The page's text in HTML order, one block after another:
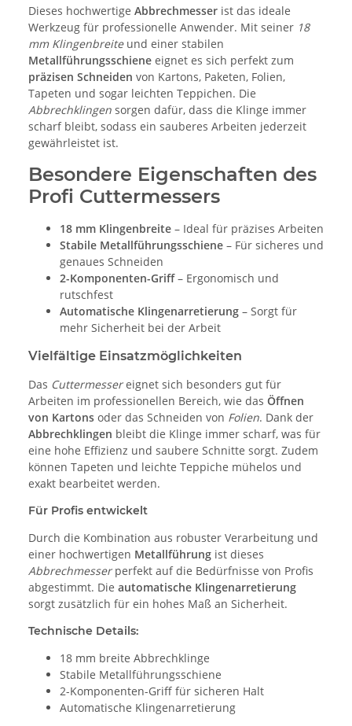
Dieses hochwertige Abbrechmesser ist das ideale
Werkzeug für professionelle Anwender. Mit seiner 18
mm Klingenbreiteund einer stabilen
Metallführungsschiene eignet es sich perfekt zum
präzisen Schneiden von Kartons, Paketen, Folien,
Tapeten und sogar leichten Teppichen. Die
Abbrechklingen sorgen dafür, dass die Klinge immer
scharf bleibt, sodass ein sauberes Arbeiten jederzeit
gewährleistet ist.
Besondere Eigenschaften des
Profi Cuttermessers
18 mm Klingenbreite – Ideal für präzises Arbeiten
Stabile Metallführungsschiene – Für sicheres und
genaues Schneiden
2-Komponenten-Griff– Ergonomisch und
rutschfest
Automatische Klingenarretierung – Sorgt für
mehr Sicherheit bei der Arbeit
Vielfältige Einsatzmöglichkeiten
Das Cuttermessereignet sich besonders gut für
Arbeiten im professionellen Bereich, wie das Öffnen
von Kartons oder das Schneiden von Folien. Dank der
Abbrechklingen bleibt die Klinge immer scharf, was für
eine hohe Effizienz und saubere Schnitte sorgt. Zudem
können Tapeten und leichte Teppiche mühelos und
exakt bearbeitet werden.
Für Profis entwickelt
Durch die Kombination aus robuster Verarbeitung und
einer hochwertigen Metallführung ist dieses
Abbrechmesserperfekt auf die Bedürfnisse von Profis
abgestimmt. Die automatische Klingenarretierung
sorgt zusätzlich für ein hohes Maß an Sicherheit.
Technische Details:
18 mm breite Abbrechklinge
Stabile Metallführungsschiene
2-Komponenten-Griff für sicheren Halt
Automatische Klingenarretierung